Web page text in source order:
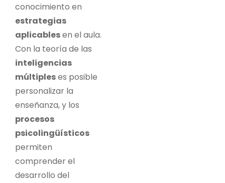
conocimiento en
estrategias
aplicablesen el aula.
Con la teoría de las
inteligencias
múltipleses posible
personalizar la
enseñanza, y los
procesos
psicolingüísticos
permiten
comprender el
desarrollo del